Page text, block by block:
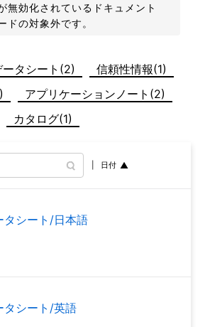
無効化されているドキュメント
ドの対象外です。
ータシート(2)
信頼性情報(1)
アプリケーションノート(2)
カタログ(1)
日付
タシート/日本語
タシート/英語